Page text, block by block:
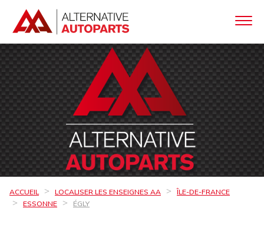
ACCUEIL LOCALISER LES ENSEIGNES AA
ÎLE-DE-FRANCE
ESSONNE
ÉGLY